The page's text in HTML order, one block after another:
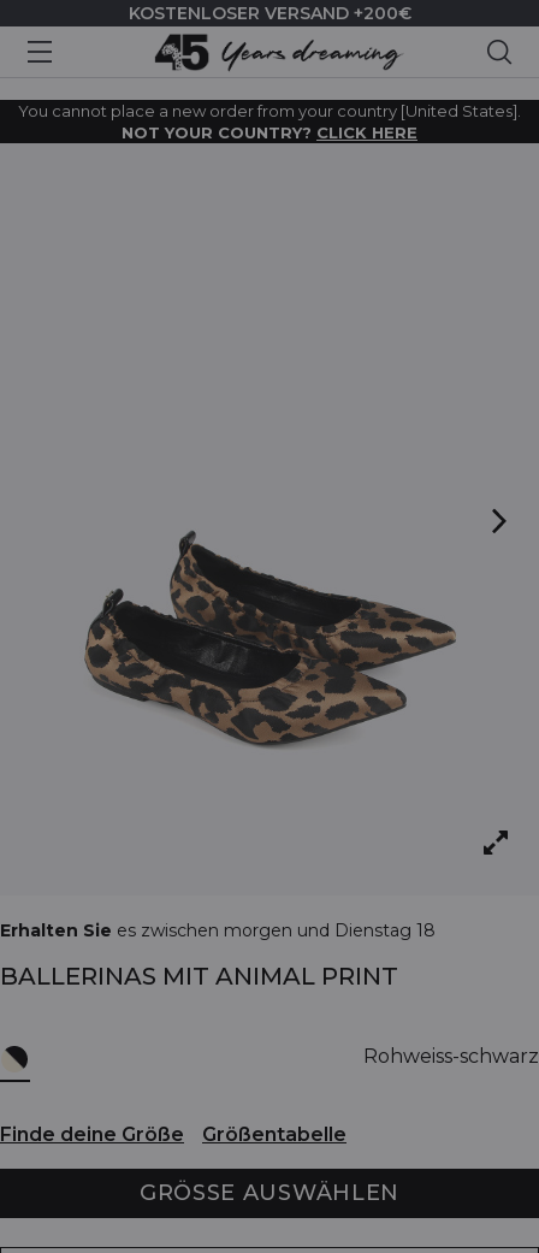
KOSTENLOSER VERSAND +200€
You cannot place a new order from your country [United States].
NOT YOUR COUNTRY? CLICK HERE
Erhalten Sie es zwischen morgen und Dienstag 18
BALLERINAS MIT ANIMAL PRINT
Rohweiss-schwarz
Finde deine Größe Größentabelle
GRÖSSE AUSWÄHLEN